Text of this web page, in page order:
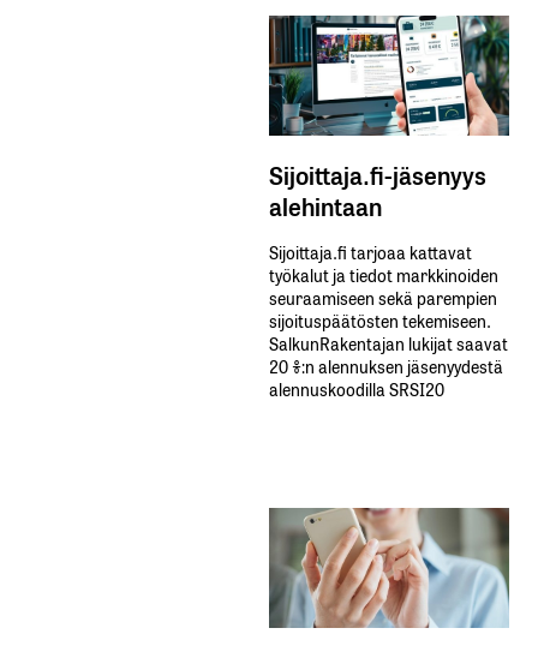
Sijoittaja.fi-jäsenyys
alehintaan
Sijoittaja.fi tarjoaa kattavat
työkalut ja tiedot markkinoiden
seuraamiseen sekä parempien
sijoituspäätösten tekemiseen.
SalkunRakentajan lukijat saavat
20 %:n alennuksen jäsenyydestä
alennuskoodilla SRSI20